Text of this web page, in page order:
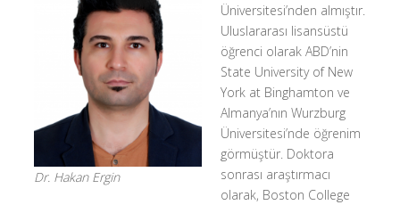
Dr. Hakan Ergin
Üniversitesi’nden almıştır.
Uluslararası lisansüstü
öğrenci olarak ABD’nin
State University of New
York at Binghamton ve
Almanya’nın Wurzburg
Üniversitesi’nde öğrenim
görmüştür. Doktora
sonrası araştırmacı
olarak, Boston College